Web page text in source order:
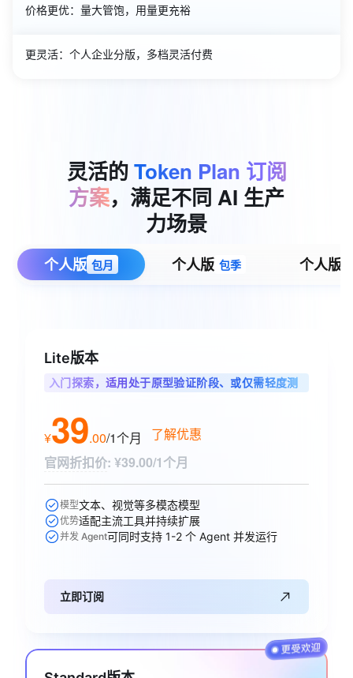
价格更优：量大管饱，用量更充裕
更灵活：个人企业分版，多档灵活付费
灵活的 Token Plan 订阅
方案，满足不同 AI 生产
力场景
个人版 包月 个人版 包季 个人版
Lite版本
入门探索，适用处于原型验证阶段、或仅需轻度测
¥39.00/1个月
了解优惠
官网折扣价: ¥39.00/1个月
模型文本、视觉等多模态模型
优势适配主流工具并持续扩展
并发 Agent可同时支持 1-2 个 Agent 并发运行
立即订阅